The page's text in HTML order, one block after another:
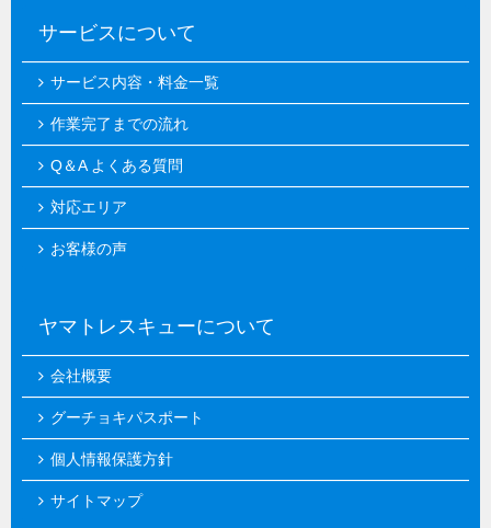
サービスについて
サービス内容・料金一覧
作業完了までの流れ
Q＆A よくある質問
対応エリア
お客様の声
ヤマトレスキューについて
会社概要
グーチョキパスポート
個人情報保護方針
サイトマップ